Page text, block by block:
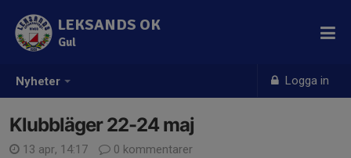
Nyheter Logga in
LEKSANDS OK
Gul
Klubbläger 22-24 maj
13 apr, 14:17
0 kommentarer